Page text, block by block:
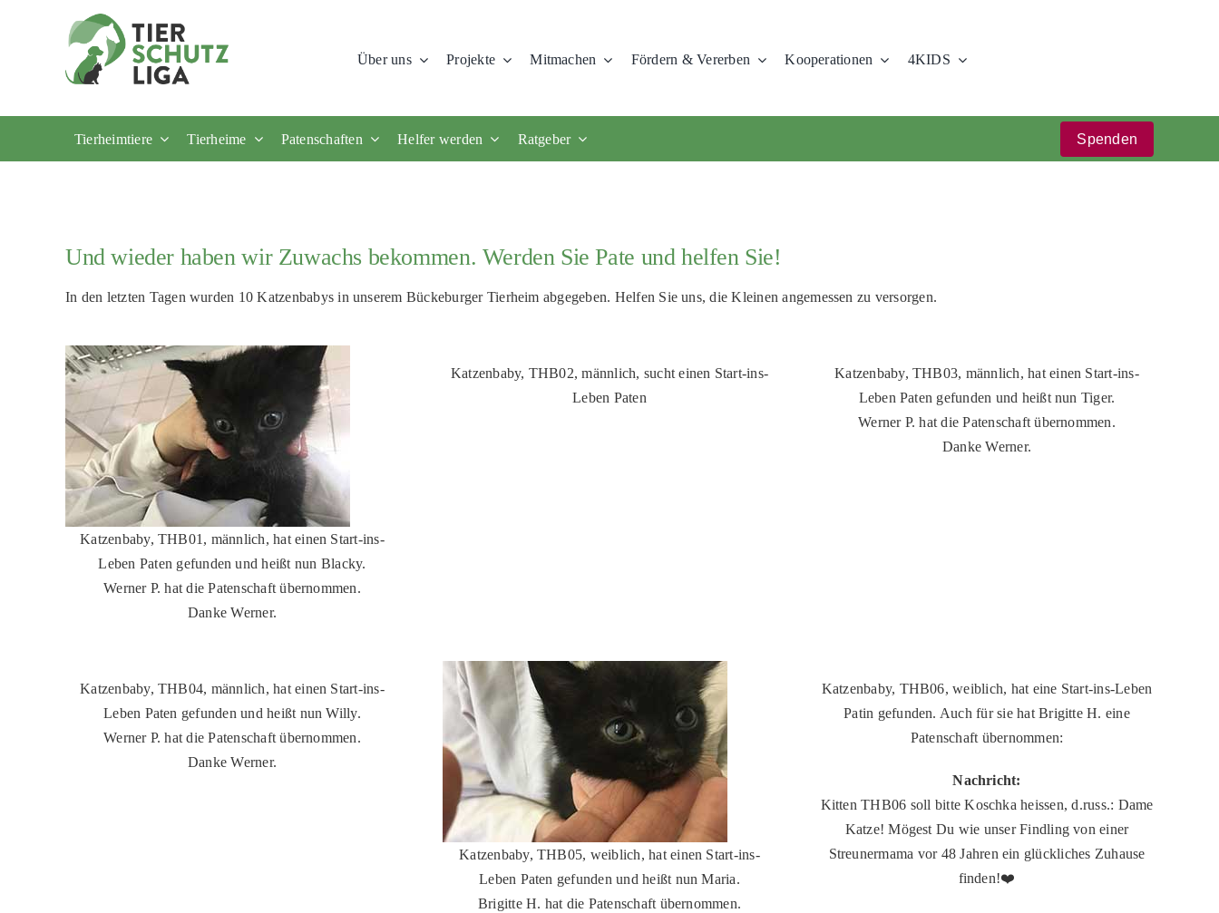
Über uns Projekte Mitmachen Fördern & Vererben Kooperationen 4KIDS
Tierheimtiere Tierheime Patenschaften Helfer werden Ratgeber Spenden
Und wieder haben wir Zuwachs bekommen. Werden Sie Pate und helfen Sie!
In den letzten Tagen wurden 10 Katzenbabys in unserem Bückeburger Tierheim abgegeben. Helfen Sie uns, die Kleinen angemessen zu versorgen.
Katzenbaby, THB01, männlich, hat einen Start-ins-
Leben Paten gefunden und heißt nun Blacky.
Werner P. hat die Patenschaft übernommen.
Danke Werner.
Katzenbaby, THB02, männlich, sucht einen Start-ins-
Leben Paten
Katzenbaby, THB03, männlich, hat einen Start-ins-
Leben Paten gefunden und heißt nun Tiger.
Werner P. hat die Patenschaft übernommen.
Danke Werner.
Katzenbaby, THB04, männlich, hat einen Start-ins-
Leben Paten gefunden und heißt nun Willy.
Werner P. hat die Patenschaft übernommen.
Danke Werner.
Katzenbaby, THB05, weiblich, hat einen Start-ins-
Leben Paten gefunden und heißt nun Maria.
Brigitte H. hat die Patenschaft übernommen.
Katzenbaby, THB06, weiblich, hat eine Start-ins-Leben
Patin gefunden. Auch für sie hat Brigitte H. eine
Patenschaft übernommen:
Nachricht:
Kitten THB06 soll bitte Koschka heissen, d.russ.: Dame
Katze! Mögest Du wie unser Findling von einer
Streunermama vor 48 Jahren ein glückliches Zuhause
finden!❤️